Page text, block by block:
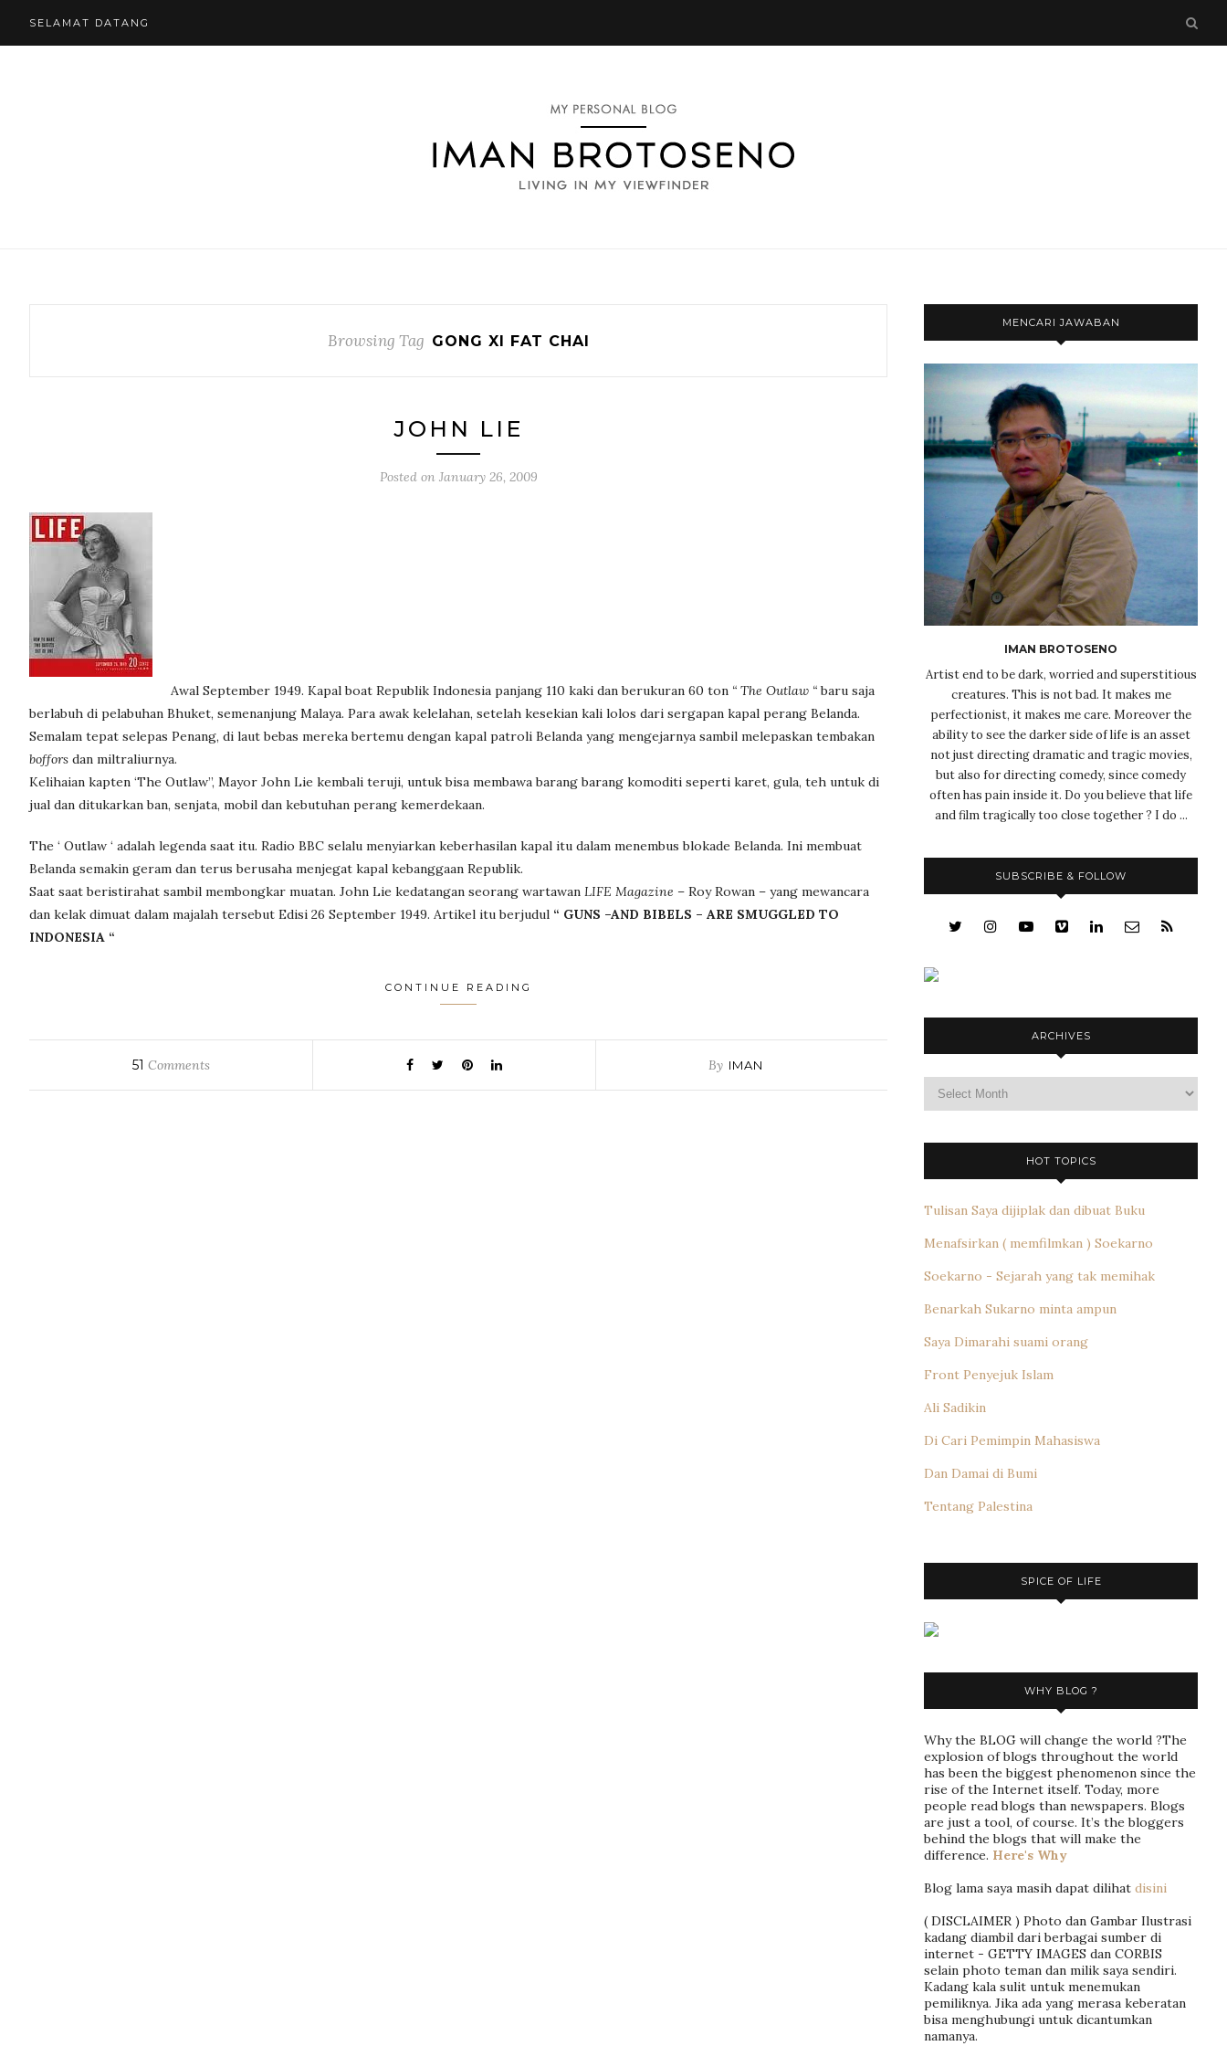
SELAMAT DATANG
Browsing Tag GONG XI FAT CHAI
JOHN LIE
Posted on January 26, 2009
Awal September 1949. Kapal boat Republik Indonesia panjang 110 kaki dan berukuran 60 ton “ The Outlaw “baru saja
berlabuh di pelabuhan Bhuket, semenanjung Malaya. Para awak kelelahan, setelah kesekian kali lolos dari sergapan kapal perang Belanda.
Semalam tepat selepas Penang, di laut bebas mereka bertemu dengan kapal patroli Belanda yang mengejarnya sambil melepaskan tembakan
boffors dan miltraliurnya.
Kelihaian kapten ‘The Outlaw”, Mayor John Lie kembali teruji, untuk bisa membawa barang barang komoditi seperti karet, gula, teh untuk di
jual dan ditukarkan ban, senjata, mobil dan kebutuhan perang kemerdekaan.
The ‘ Outlaw ‘ adalah legenda saat itu. Radio BBC selalu menyiarkan keberhasilan kapal itu dalam menembus blokade Belanda. Ini membuat
Belanda semakin geram dan terus berusaha menjegat kapal kebanggaan Republik.
Saat saat beristirahat sambil membongkar muatan. John Lie kedatangan seorang wartawan LIFE Magazine – Roy Rowan – yang mewancara
dan kelak dimuat dalam majalah tersebut Edisi 26 September 1949. Artikel itu berjudul “ GUNS –AND BIBELS – ARE SMUGGLED TO
INDONESIA “
CONTINUE READING
51 Comments By IMAN
MENCARI JAWABAN
IMAN BROTOSENO
Artist end to be dark, worried and superstitious
creatures. This is not bad. It makes me
perfectionist, it makes me care. Moreover the
ability to see the darker side of life is an asset
not just directing dramatic and tragic movies,
but also for directing comedy, since comedy
often has pain inside it. Do you believe that life
and film tragically too close together ? I do ...
SUBSCRIBE & FOLLOW
ARCHIVES
HOT TOPICS
Tulisan Saya dijiplak dan dibuat Buku
Menafsirkan ( memfilmkan ) Soekarno
Soekarno - Sejarah yang tak memihak
Benarkah Sukarno minta ampun
Saya Dimarahi suami orang
Front Penyejuk Islam
Ali Sadikin
Di Cari Pemimpin Mahasiswa
Dan Damai di Bumi
Tentang Palestina
SPICE OF LIFE
WHY BLOG ?
Why the BLOG will change the world ?The
explosion of blogs throughout the world
has been the biggest phenomenon since the
rise of the Internet itself. Today, more
people read blogs than newspapers. Blogs
are just a tool, of course. It’s the bloggers
behind the blogs that will make the
difference. Here's Why
Blog lama saya masih dapat dilihat disini
( DISCLAIMER ) Photo dan Gambar Ilustrasi
kadang diambil dari berbagai sumber di
internet - GETTY IMAGES dan CORBIS
selain photo teman dan milik saya sendiri.
Kadang kala sulit untuk menemukan
pemiliknya. Jika ada yang merasa keberatan
bisa menghubungi untuk dicantumkan
namanya.